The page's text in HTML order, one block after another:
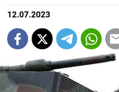
12.07.2023